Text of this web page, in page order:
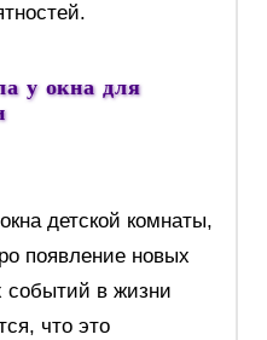
у окна для
детской комнаты,
появление новых
событий в жизни
что это